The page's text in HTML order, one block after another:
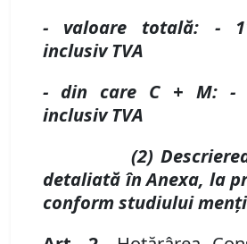
- valoare totală:
-
inclusiv TVA
- din care C + M: -
inclusiv TVA
(2) Descrierea
detaliată în Anexa, la
conform studiului